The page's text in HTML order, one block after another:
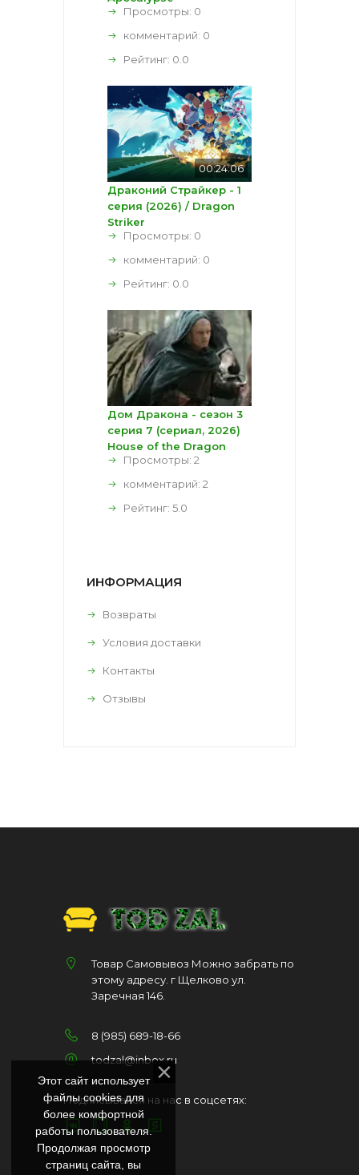
Просмотры: 0
комментарий: 0
Рейтинг: 0.0
00:24:06
Драконий Страйкер - 1
серия (2026) / Dragon
Striker
Просмотры: 0
комментарий: 0
Рейтинг: 0.0
Дом Дракона - сезон 3
серия 7 (сериал, 2026)
House of the Dragon
Просмотры: 2
комментарий: 2
Рейтинг: 5.0
ИНФОРМАЦИЯ
Возвраты
Условия доставки
Контакты
Отзывы
Товар Самовывоз Можно забрать по
этому адресу. г Щелково ул.
Заречная 146.
8 (985) 689-18-66
todzal@inbox.ru
Подписывайся на нас в соцсетях:
Этот сайт использует
файлы cookies для
более комфортной
работы пользователя.
Продолжая просмотр
страниц сайта, вы